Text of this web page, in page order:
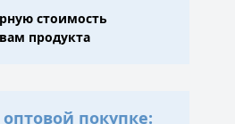
стоимость
продукта
покупке: